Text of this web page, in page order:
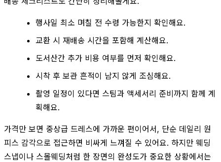
행사일 최소 며칠 전 수령 가능한지 확인해요.
교환 시 재배송 시간을 포함해 계산해요.
도서산간 추가 비용 여부를 먼저 확인해요.
시착 후 보관 흔적이 남지 않게 조심해요.
촬영 일정이 있다면 스팀과 액세서리 준비까지 함께 계
획해요.
가격만 보면 중상급 드레스에 가까운 편이어서, 단순 데일리 원
피스 감각으로 접근하면 비싸게 느껴질 수 있어요. 하지만 웨딩
스냅이나 스몰웨딩처럼 한 장면의 완성도가 중요한 상황에서는